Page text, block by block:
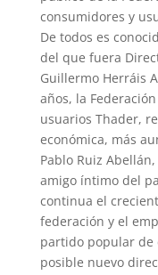
consumidores y
De todos es
del que fuera
Guillermo Herráis
años, la
usuarios Thader,
económica, más
Pablo Ruiz
amigo íntimo del
continua el
federación y el
partido popular de
posible nuevo